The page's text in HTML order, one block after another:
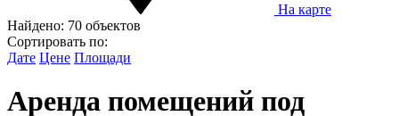
На карте
Найдено: 70 объектов
Сортировать по:
Дате Цене Площади
Аренда помещений под